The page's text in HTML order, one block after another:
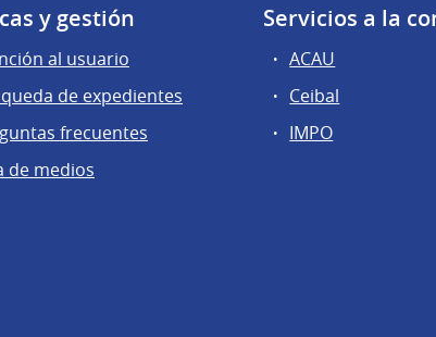
y gestión
al usuario
de expedientes
frecuentes
de medios
Servicios a la
ACAU
Ceibal
IMPO